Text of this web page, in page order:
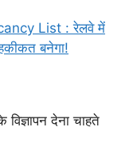
List : रेलवे में
बनेगा!
देना चाहते